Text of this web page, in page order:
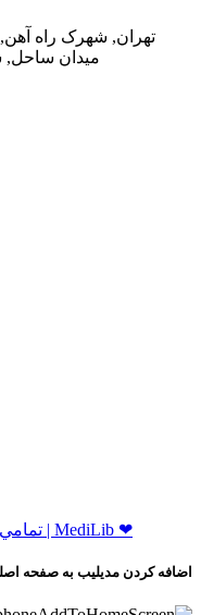
تهران, شهرک راه
میدان ساحل,
ﺗﻤﺎﻣﻲ ﺣﻘﻮﻕ ﺑﺮاﻱ ﻣﺪﻳﻠﻴﺐ ﻣﺤﻔﻮﻅ اﺳﺖ 2026 | MediLib ❤
اضافه کردن مدیلیب به صفحه